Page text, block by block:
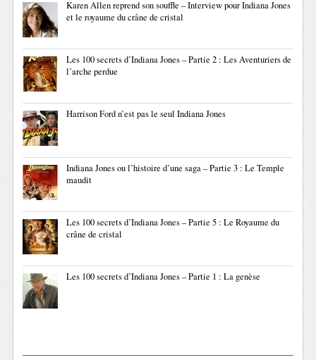
Karen Allen reprend son souffle – Interview pour Indiana Jones
et le royaume du crâne de cristal
Les 100 secrets d’Indiana Jones – Partie 2 : Les Aventuriers de
l’arche perdue
Harrison Ford n’est pas le seul Indiana Jones
Indiana Jones ou l’histoire d’une saga – Partie 3 : Le Temple
maudit
Les 100 secrets d’Indiana Jones – Partie 5 : Le Royaume du
crâne de cristal
Les 100 secrets d’Indiana Jones – Partie 1 : La genèse